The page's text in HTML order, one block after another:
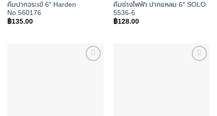
คีมปากจระเข้ 6″ Harden
No.560176
฿135.00
คีมช่างไฟฟ้า ปากแหลม 6″ SOLO
5536-6
฿128.00